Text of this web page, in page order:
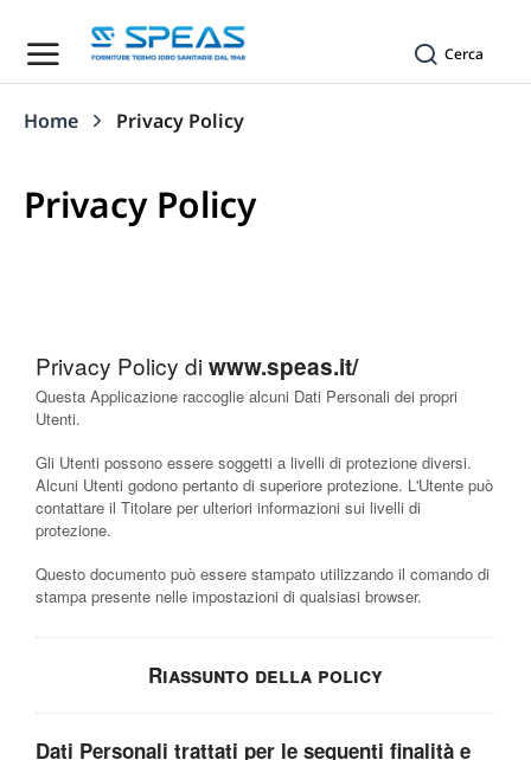
Cerca
Tu sei qui:
Home Privacy Policy
Privacy Policy
Privacy Policy di www.speas.it/
Questa Applicazione raccoglie alcuni Dati Personali dei propri
Utenti.
Gli Utenti possono essere soggetti a livelli di protezione diversi.
Alcuni Utenti godono pertanto di superiore protezione. L'Utente può
contattare il Titolare per ulteriori informazioni sui livelli di
protezione.
Questo documento può essere stampato utilizzando il comando di
stampa presente nelle impostazioni di qualsiasi browser.
Riassunto della policy
Dati Personali trattati per le seguenti finalità e